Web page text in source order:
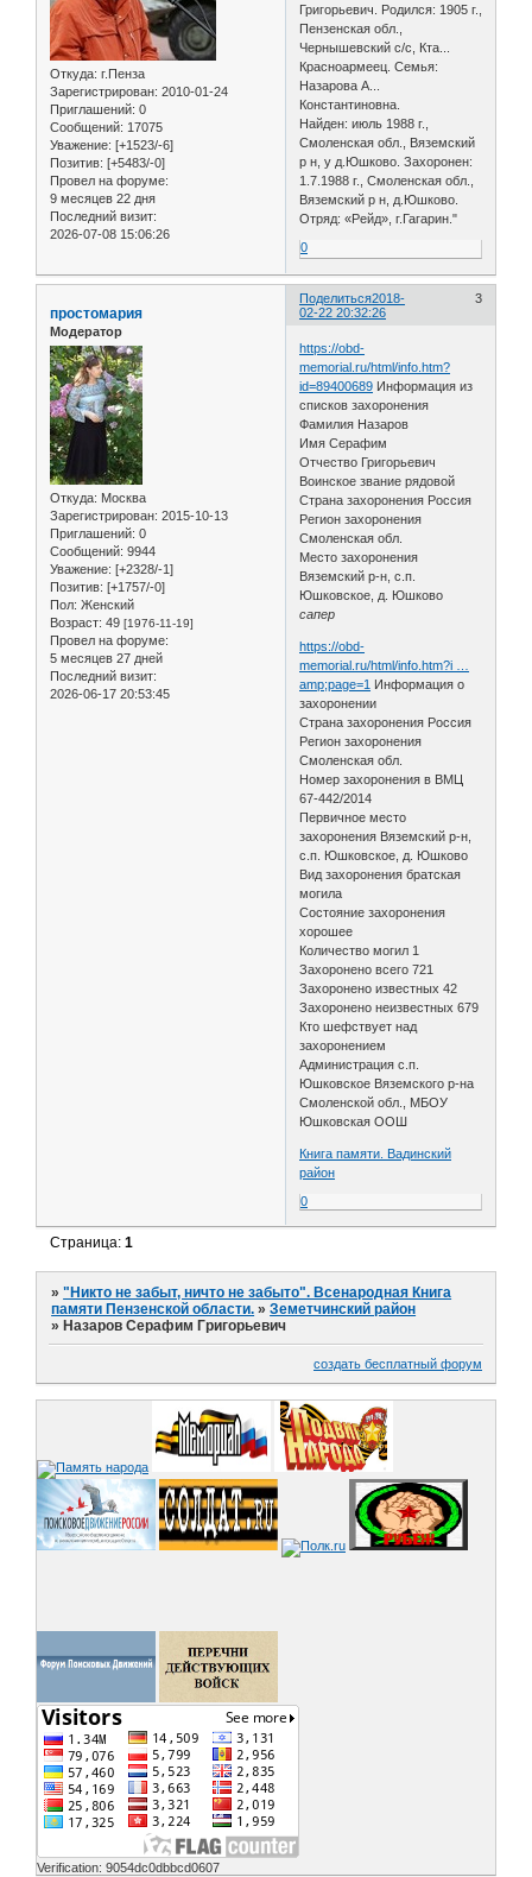
Откуда: г.Пенза
Зарегистрирован: 2010-01-24
Приглашений: 0
Сообщений: 17075
Уважение: [+1523/-6]
Позитив: [+5483/-0]
Провел на форуме:
9 месяцев 22 дня
Последний визит:
2026-07-08 15:06:26
Григорьевич. Родился: 1905 г.,
Пензенская обл.,
Чернышевский с/с, Кта...
Красноармеец. Семья:
Назарова А...
Константиновна.
Найден: июль 1988 г.,
Смоленская обл., Вяземский
р н, у д.Юшково. Захоронен:
1.7.1988 г., Смоленская обл.,
Вяземский р н, д.Юшково.
Отряд: «Рейд», г.Гагарин."
0
Поделиться 3
2018-
02-22 20:32:26
простомария
Модератор
Откуда: Москва
Зарегистрирован: 2015-10-13
Приглашений: 0
Сообщений: 9944
Уважение: [+2328/-1]
Позитив: [+1757/-0]
Пол: Женский
Возраст: 49 [1976-11-19]
Провел на форуме:
5 месяцев 27 дней
Последний визит:
2026-06-17 20:53:45
https://obd-
memorial.ru/html/info.htm?
id=89400689 Информация из
списков захоронения
Фамилия Назаров
Имя Серафим
Отчество Григорьевич
Воинское звание рядовой
Страна захоронения Россия
Регион захоронения
Смоленская обл.
Место захоронения
Вяземский р-н, с.п.
Юшковское, д. Юшково
сапер
https://obd-
memorial.ru/html/info.htm?i …
amp;page=1 Информация о
захоронении
Страна захоронения Россия
Регион захоронения
Смоленская обл.
Номер захоронения в ВМЦ
67-442/2014
Первичное место
захоронения Вяземский р-н,
с.п. Юшковское, д. Юшково
Вид захоронения братская
могила
Состояние захоронения
хорошее
Количество могил 1
Захоронено всего 721
Захоронено известных 42
Захоронено неизвестных 679
Кто шефствует над
захоронением
Администрация с.п.
Юшковское Вяземского р-на
Смоленской обл., МБОУ
Юшковская ООШ
Книга памяти. Вадинский
район
0
Страница:1
»"Никто не забыт, ничто не забыто". Всенародная Книга
памяти Пензенской области. »Земетчинский район
» Назаров Серафим Григорьевич
создать бесплатный форум
Verification: 9054dc0dbbcd0607